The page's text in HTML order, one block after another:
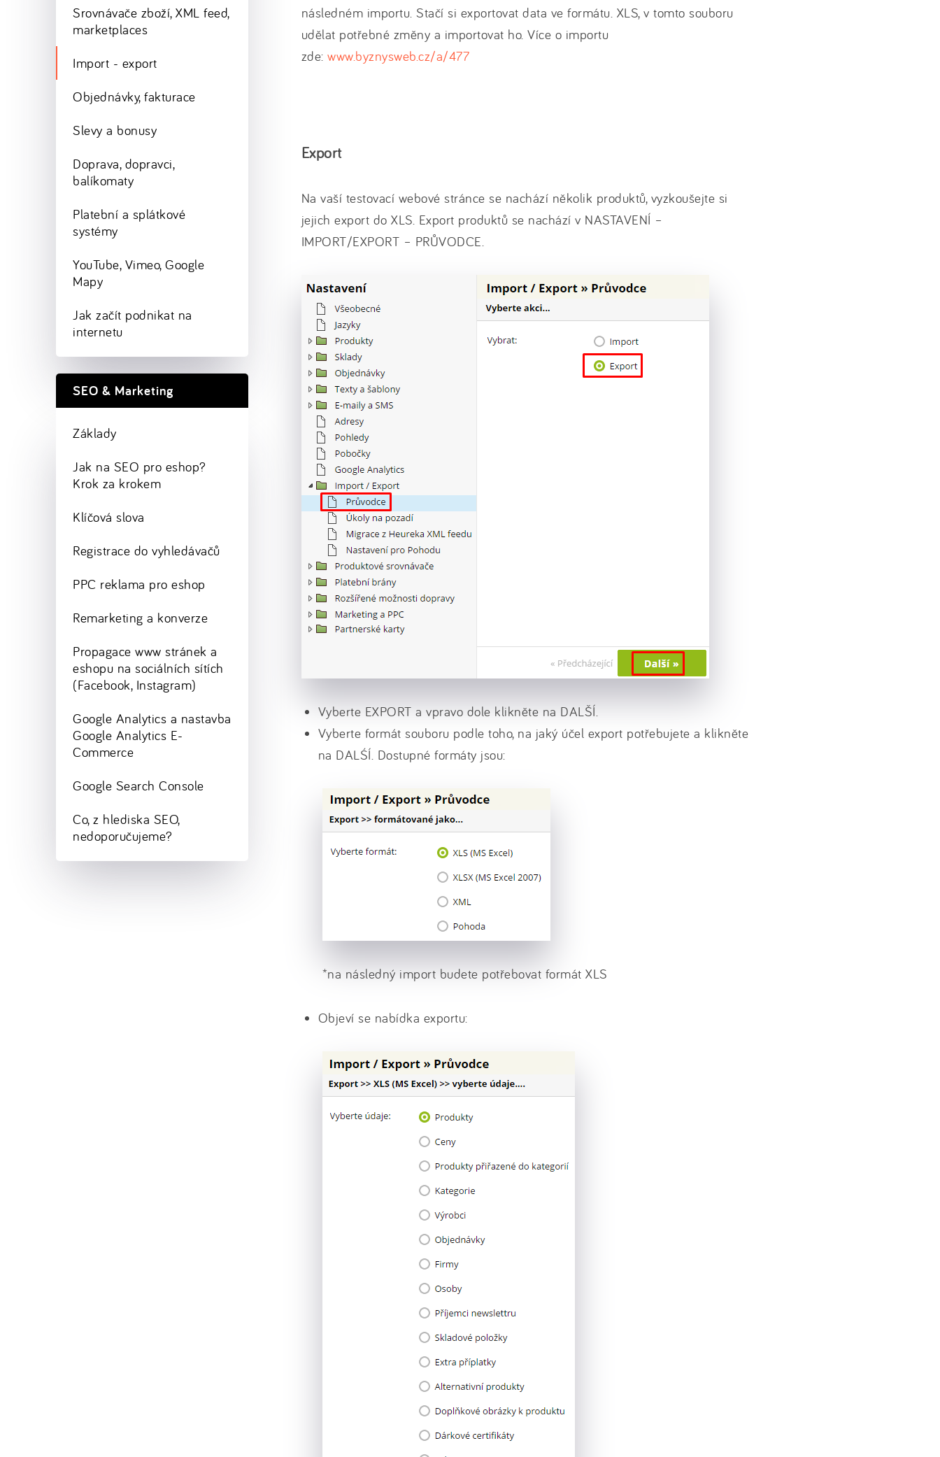
následném importu. Stačí si exportovat data ve formátu. XLS, v tomto souboru
udělat potřebné změny a importovat ho. Více o importu
zde:www.byznysweb.cz/a/477
Export
Na vaší testovací webové stránce se nachází několik produktů, vyzkoušejte si
jejich export do XLS. Export produktů se nachází v NASTAVENÍ –
IMPORT/EXPORT – PRŮVODCE.
Vyberte EXPORT a vpravo dole klikněte na DALŠÍ.
Vyberte formát souboru podle toho, na jaký účel export potřebujete a klikněte
na DALŚÍ. Dostupné formáty jsou:
*na následný import budete potřebovat formát XLS
Objeví se nabídka exportu:
Srovnávače zboží, XML feed,
marketplaces
Import - export
Objednávky, fakturace
Slevy a bonusy
Doprava, dopravci,
balíkomaty
Platební a splátkové
systémy
YouTube, Vimeo, Google
Mapy
Jak začít podnikat na
internetu
SEO & Marketing
Základy
Jak na SEO pro eshop?
Krok za krokem
Klíčová slova
Registrace do vyhledávačů
PPC reklama pro eshop
Remarketing a konverze
Propagace www stránek a
eshopu na sociálních sítích
(Facebook, Instagram)
Google Analytics a nastavba
Google Analytics E-
Commerce
Google Search Console
Co, z hlediska SEO,
nedoporučujeme?